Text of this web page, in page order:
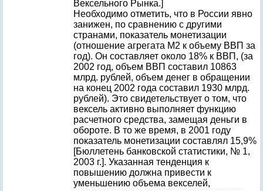
Вексельного Рынка.]
Необходимо отметить, что в России явно
занижен, по сравнению с другими
странами, показатель монетизации
(отношение агрегата М2 к объему ВВП за
год). Он составляет около 18% к ВВП, (за
2002 год, объем ВВП составил 10863
млрд. рублей, объем денег в обращении
на конец 2002 года составил 1930 млрд.
рублей). Это свидетельствует о том, что
вексель активно выполняет функцию
расчетного средства, замещая деньги в
обороте. В то же время, в 2001 году
показатель монетизации составлял 15,9%
[Бюллетень банковской статистики, № 1,
2003 г.]. Указанная тенденция к
повышению должна привести к
уменьшению объема векселей,